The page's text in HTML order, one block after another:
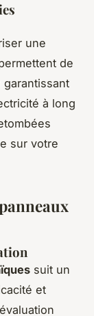
une
de
à long
sur votre
suit un
et